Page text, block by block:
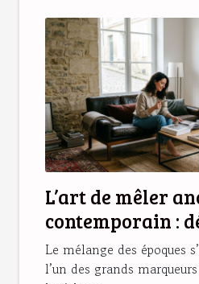
L’art de mêler
contemporain :
d’une déco
Le mélange des époques
l’un des grands